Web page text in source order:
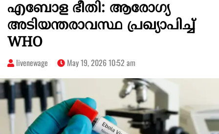
എബോള ഭീതി: ആരോഗ്യ
അടിയന്തരാവസ്ഥ പ്രഖ്യാപിച്ച്
WHO
livenewage May 19, 2026 10:52 am